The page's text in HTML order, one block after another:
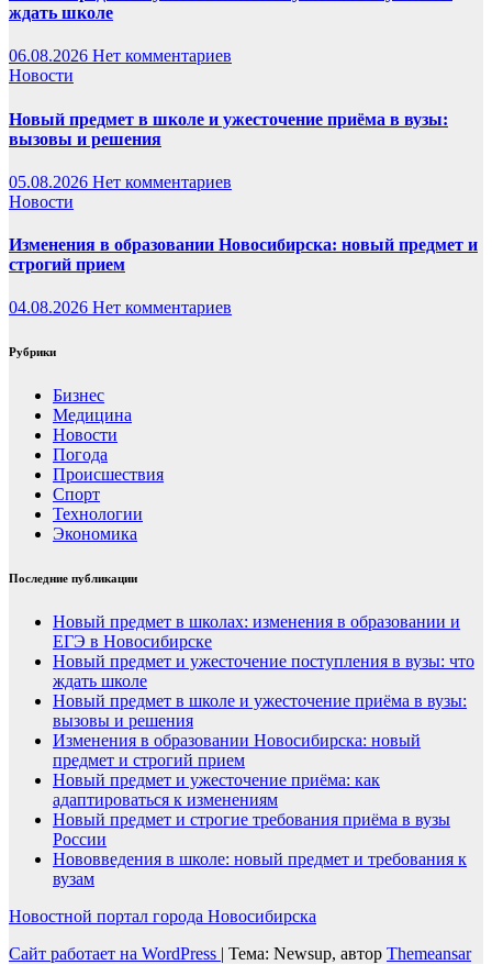
ждать школе
06.08.2026 Нет комментариев
Новости
Новый предмет в школе и ужесточение приёма в вузы:
вызовы и решения
05.08.2026 Нет комментариев
Новости
Изменения в образовании Новосибирска: новый предмет и
строгий прием
04.08.2026 Нет комментариев
Рубрики
Бизнес
Медицина
Новости
Погода
Происшествия
Спорт
Технологии
Экономика
Последние публикации
Новый предмет в школах: изменения в образовании и
ЕГЭ в Новосибирске
Новый предмет и ужесточение поступления в вузы: что
ждать школе
Новый предмет в школе и ужесточение приёма в вузы:
вызовы и решения
Изменения в образовании Новосибирска: новый
предмет и строгий прием
Новый предмет и ужесточение приёма: как
адаптироваться к изменениям
Новый предмет и строгие требования приёма в вузы
России
Нововведения в школе: новый предмет и требования к
вузам
Новостной портал города Новосибирска
Сайт работает на WordPress | Тема: Newsup, автор Themeansar